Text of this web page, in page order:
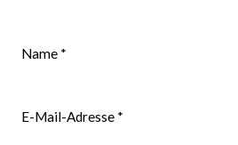
Name *
E-Mail-Adresse *